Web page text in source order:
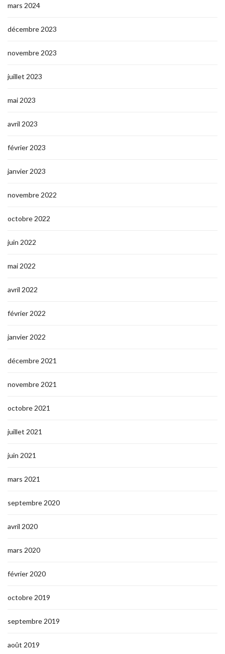
mars 2024
décembre 2023
novembre 2023
juillet 2023
mai 2023
avril 2023
février 2023
janvier 2023
novembre 2022
octobre 2022
juin 2022
mai 2022
avril 2022
février 2022
janvier 2022
décembre 2021
novembre 2021
octobre 2021
juillet 2021
juin 2021
mars 2021
septembre 2020
avril 2020
mars 2020
février 2020
octobre 2019
septembre 2019
août 2019